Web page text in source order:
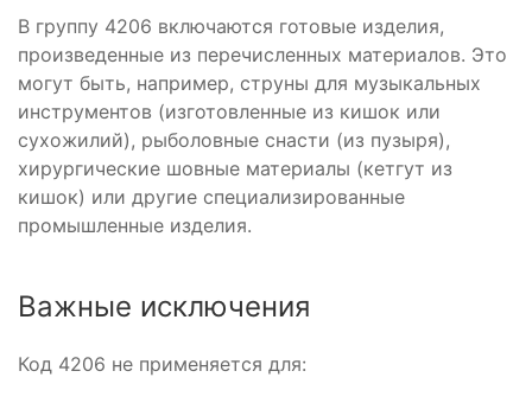
В группу 4206 включаются готовые изделия,
произведенные из перечисленных материалов. Это
могут быть, например, струны для музыкальных
инструментов (изготовленные из кишок или
сухожилий), рыболовные снасти (из пузыря),
хирургические шовные материалы (кетгут из
кишок) или другие специализированные
промышленные изделия.
Важные исключения
Код 4206 не применяется для: